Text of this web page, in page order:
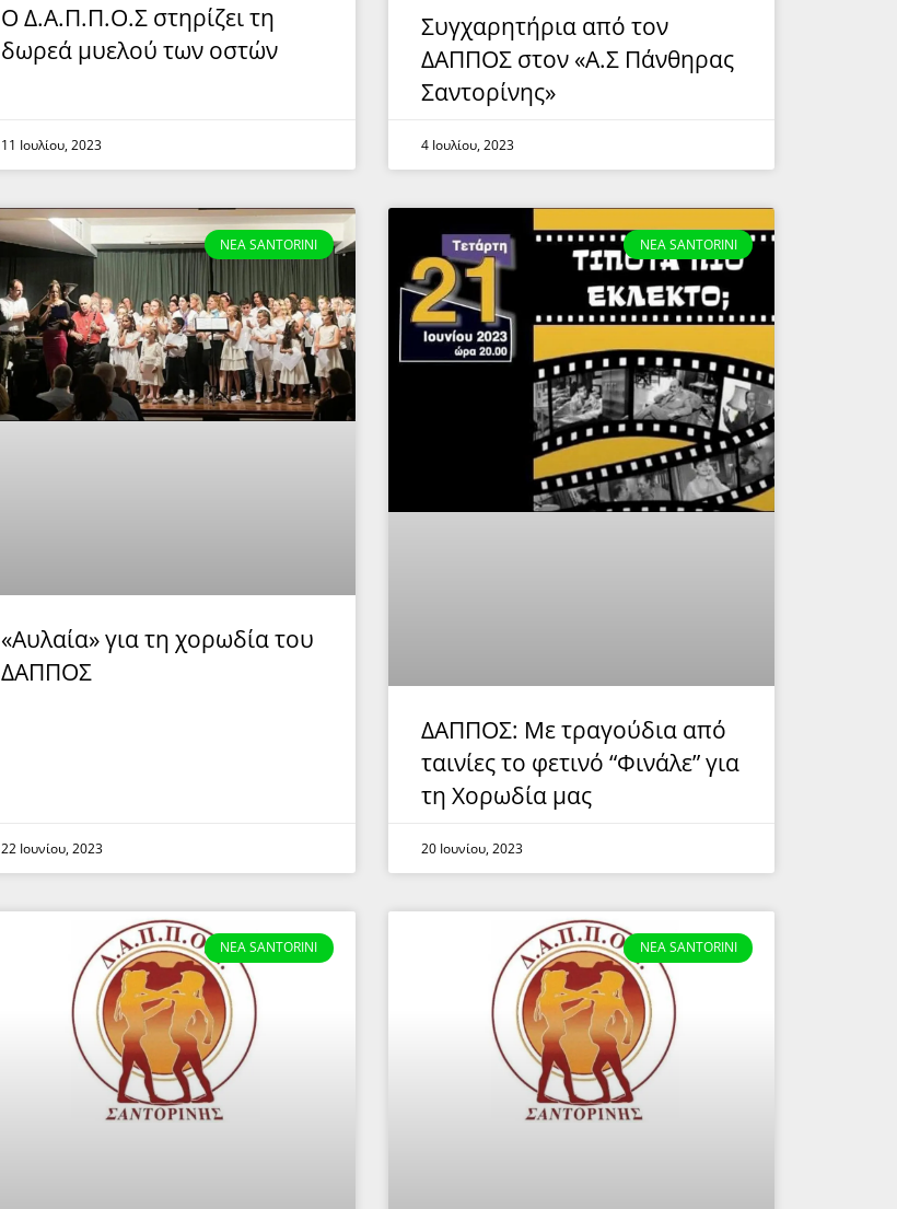
Ο Δ.Α.Π.Π.Ο.Σ στηρίζει τη
δωρεά μυελού των οστών
11 Ιουλίου, 2023
Συγχαρητήρια από τον
ΔΑΠΠΟΣ στον «Α.Σ Πάνθηρας
Σαντορίνης»
4 Ιουλίου, 2023
NEA SANTORINI
«Αυλαία» για τη χορωδία του
ΔΑΠΠΟΣ
22 Ιουνίου, 2023
NEA SANTORINI
ΔΑΠΠΟΣ: Με τραγούδια από
ταινίες το φετινό “Φινάλε” για
τη Χορωδία μας
20 Ιουνίου, 2023
NEA SANTORINI NEA SANTORINI